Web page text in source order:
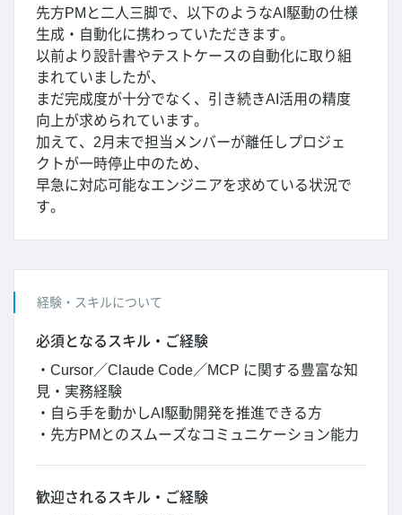
先方PMと二人三脚で、以下のようなAI駆動の仕様
生成・自動化に携わっていただきます。
以前より設計書やテストケースの自動化に取り組
まれていましたが、
まだ完成度が十分でなく、引き続きAI活用の精度
向上が求められています。
加えて、2月末で担当メンバーが離任しプロジェ
クトが一時停止中のため、
早急に対応可能なエンジニアを求めている状況で
す。
経験・スキルについて
必須となるスキル・ご経験
・Cursor／Claude Code／MCP に関する豊富な知
見・実務経験
・自ら手を動かしAI駆動開発を推進できる方
・先方PMとのスムーズなコミュニケーション能力
歓迎されるスキル・ご経験